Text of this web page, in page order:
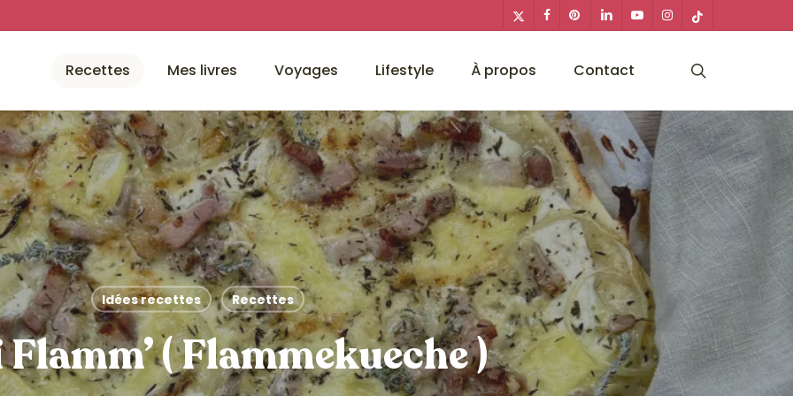
x-
twitter
facebookpinterestlinkedinyoutubeinstagram
tiktok
Recettes Mes livres Voyages Lifestyle À propos Contact
Idées recettes Recettes
( Flammekueche )